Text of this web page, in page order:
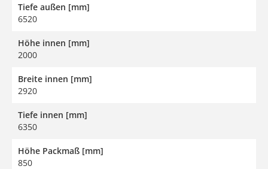
Tiefe außen [mm]
6520
Höhe innen [mm]
2000
Breite innen [mm]
2920
Tiefe innen [mm]
6350
Höhe Packmaß [mm]
850